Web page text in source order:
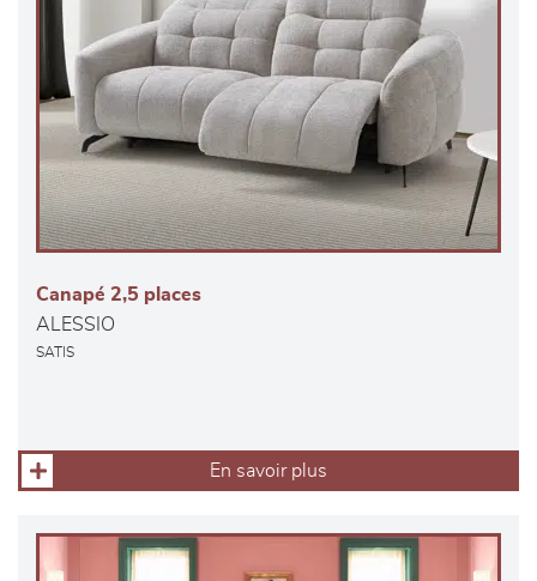
Canapé 2,5 places
ALESSIO
SATIS
En savoir plus